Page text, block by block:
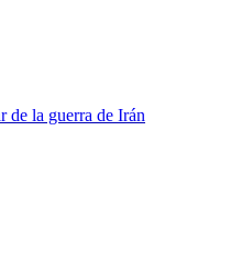
de la guerra de Irán